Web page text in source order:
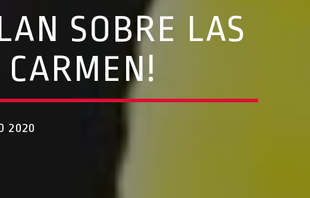
SOBRE LAS
2020